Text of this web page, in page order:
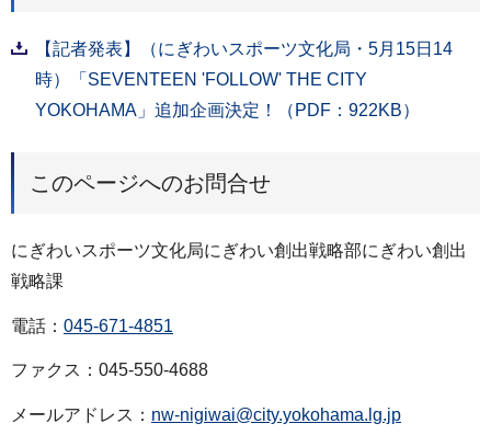
【記者発表】（にぎわいスポーツ文化局・5月15日14
時）「SEVENTEEN 'FOLLOW' THE CITY
YOKOHAMA」追加企画決定！（PDF：922KB）
このページへのお問合せ
にぎわいスポーツ文化局にぎわい創出戦略部にぎわい創出
戦略課
電話： 045-671-4851
ファクス：045-550-4688
メールアドレス： nw-nigiwai@city.yokohama.lg.jp